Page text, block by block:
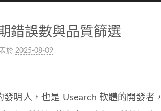
錯誤數與品質篩選
於 2025-08-09
發明人，也是 Usearch 軟體的開發者，